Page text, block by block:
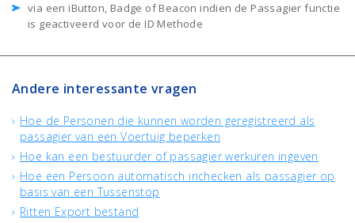
via een iButton, Badge of Beacon indien de Passagier functie
is geactiveerd voor de ID Methode
Andere interessante vragen
Hoe de Personen die kunnen worden geregistreerd als
passagier van een Voertuig beperken
Hoe kan een bestuurder of passagier werkuren ingeven
Hoe een Persoon automatisch inchecken als passagier op
basis van een Tussenstop
Ritten Export bestand